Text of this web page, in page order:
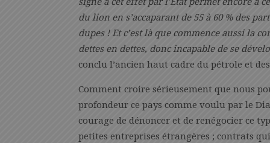
du lion en s’accaparant de 55 à 60 % des
dupes ! Et c’est là que commence aussi la
dettes en dettes, donc incapable de se
conclu l’ancien haut cadre du pétrole et
Comment croire sérieusement que nous
profondeur ce pays comme voulu par le
courage de dénoncer et de renégocier ce
petites entreprises étrangères ; contrats